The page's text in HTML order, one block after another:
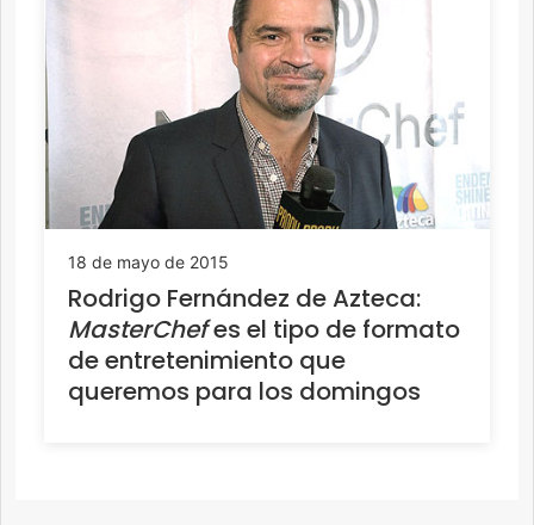
18 de mayo de 2015
Rodrigo Fernández de Azteca:
MasterChefes el tipo de formato
de entretenimiento que
queremos para los domingos